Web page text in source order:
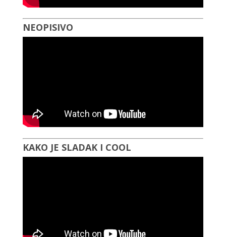
NEOPISIVO
KAKO JE SLADAK I COOL